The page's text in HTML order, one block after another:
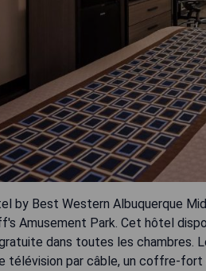
by Best Western Albuquerque
Amusement Park. Cet hôtel
dans toutes les chambres.
télévision par câble, un coffre-